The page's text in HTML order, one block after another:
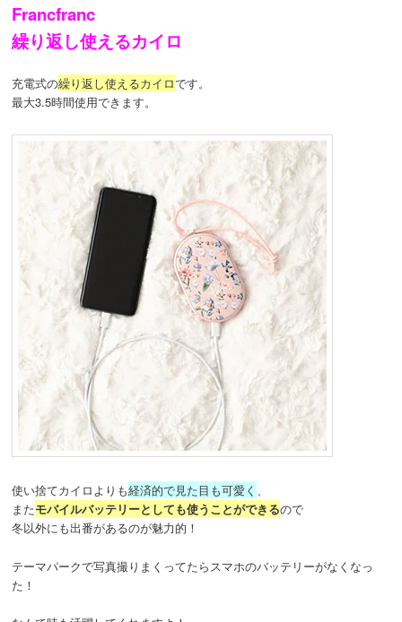
Francfranc
繰り返し使えるカイロ
充電式の繰り返し使えるカイロです。
最大3.5時間使用できます。
使い捨てカイロよりも経済的で見た目も可愛く 、
またモバイルバッテリーとしても使うことができるので
冬以外にも出番があるのが魅力的！
テーマパークで写真撮りまくってたらスマホのバッテリーがなくなっ
た！